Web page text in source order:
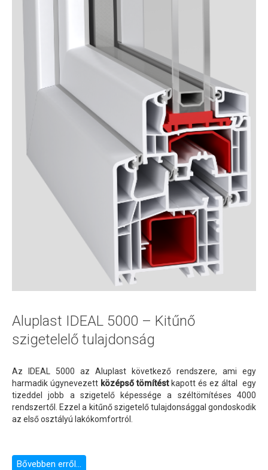
Aluplast IDEAL 5000 – Kitűnő
szigetelelő tulajdonság
Az IDEAL 5000 az Aluplast következő rendszere, ami egy
harmadik úgynevezett középső tömítéstkapott és ez által egy
tizeddel jobb a szigetelő képessége a széltömítéses 4000
rendszertől. Ezzel a kitűnő szigetelő tulajdonsággal gondoskodik
az első osztályú lakókomfortról.
Bővebben erről...